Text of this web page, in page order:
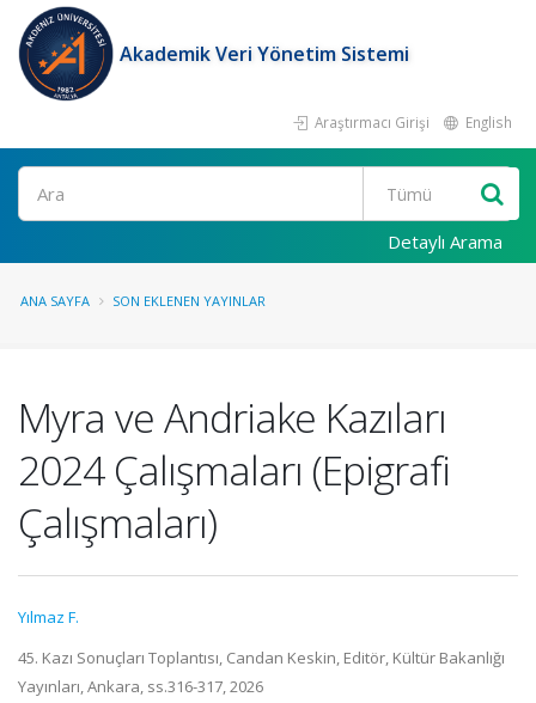
Akademik Veri Yönetim Sistemi
Araştırmacı Girişi English
Ara
Detaylı Arama
ANA SAYFA SON EKLENEN YAYINLAR
Myra ve Andriake Kazıları
2024 Çalışmaları (Epigrafi
Çalışmaları)
Yılmaz F.
45. Kazı Sonuçları Toplantısı, Candan Keskin, Editör, Kültür Bakanlığı
Yayınları, Ankara, ss.316-317, 2026